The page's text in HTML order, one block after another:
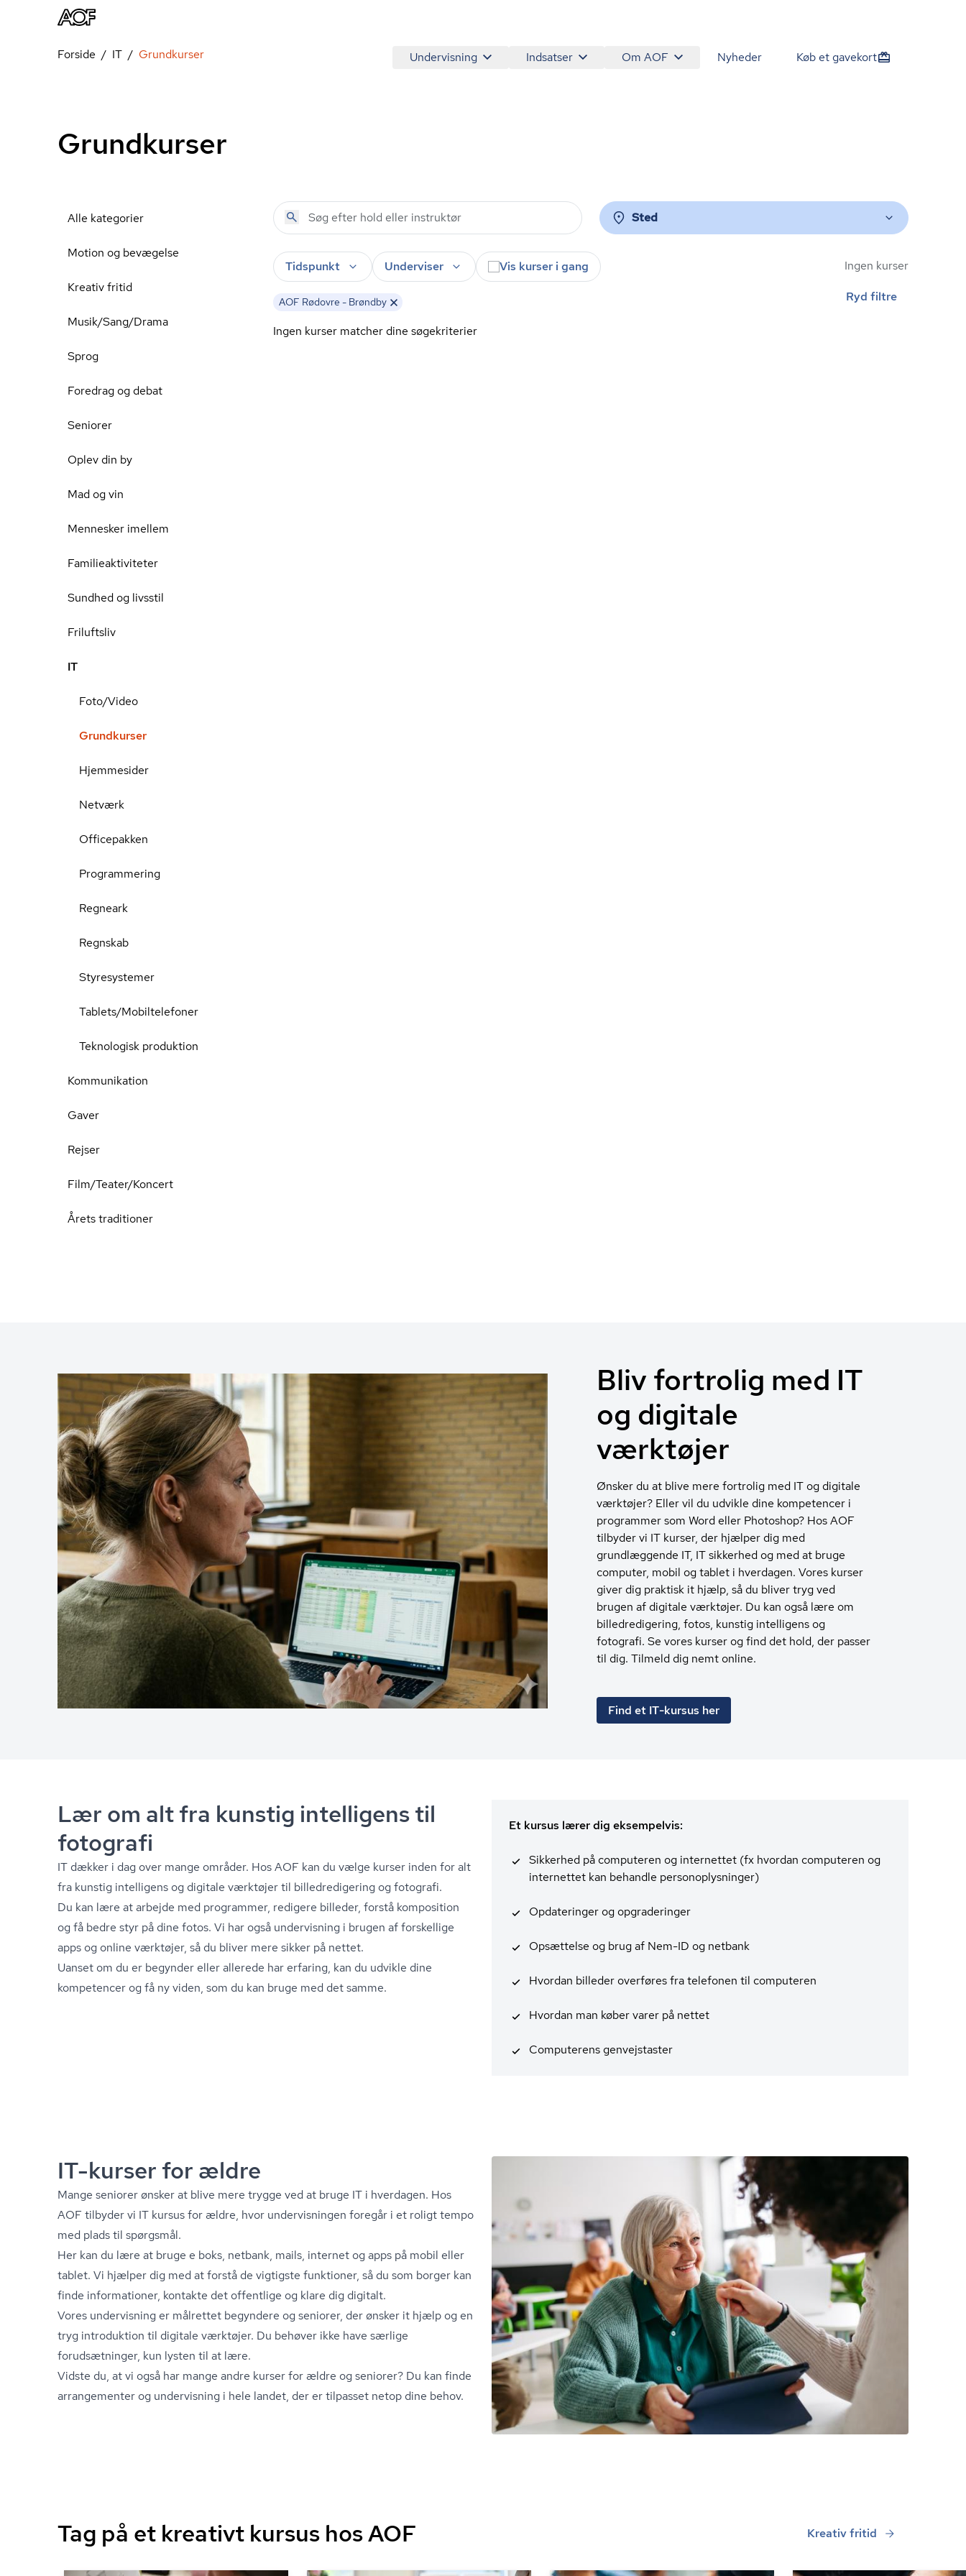
Undervisning Indsatser Om AOF Nyheder Køb et gavekort
Forside IT Grundkurser
Grundkurser
Alle kategorier
Motion og bevægelse
Kreativ fritid
Musik/Sang/Drama
Sprog
Foredrag og debat
Seniorer
Oplev din by
Mad og vin
Mennesker imellem
Familieaktiviteter
Sundhed og livsstil
Friluftsliv
IT
Foto/Video
Grundkurser
Hjemmesider
Netværk
Officepakken
Programmering
Regneark
Regnskab
Styresystemer
Tablets/Mobiltelefoner
Teknologisk produktion
Kommunikation
Gaver
Rejser
Film/Teater/Koncert
Årets traditioner
Sted
Tidspunkt Underviser Vis kurser i gang
AOF Rødovre - Brøndby
Ingen kurser
Ryd filtre
Ingen kurser matcher dine søgekriterier
Bliv fortrolig med IT
og digitale
værktøjer
Ønsker du at blive mere fortrolig med IT og digitale
værktøjer? Eller vil du udvikle dine kompetencer i
programmer som Word eller Photoshop? Hos AOF
tilbyder vi IT kurser, der hjælper dig med
grundlæggende IT, IT sikkerhed og med at bruge
computer, mobil og tablet i hverdagen. Vores kurser
giver dig praktisk it hjælp, så du bliver tryg ved
brugen af digitale værktøjer. Du kan også lære om
billedredigering, fotos, kunstig intelligens og
fotografi. Se vores kurser og find det hold, der passer
til dig. Tilmeld dig nemt online.
Find et IT-kursus her
Lær om alt fra kunstig intelligens til
fotografi
IT dækker i dag over mange områder. Hos AOF kan du vælge kurser inden for alt
fra kunstig intelligens og digitale værktøjer til bil­led­re­di­ge­ring og fotografi.
Du kan lære at arbejde med programmer, redigere billeder, forstå komposition
og få bedre styr på dine fotos. Vi har også undervisning i brugen af forskellige
apps og online værktøjer, så du bliver mere sikker på nettet.
Uanset om du er begynder eller allerede har erfaring, kan du udvikle dine
kompetencer og få ny viden, som du kan bruge med det samme.
Et kursus lærer dig eksempelvis:
Sikkerhed på computeren og internettet (fx hvordan computeren og
internettet kan behandle per­so­nop­lys­nin­ger)
Opdateringer og opgraderinger
Opsættelse og brug af Nem-ID og netbank
Hvordan billeder overføres fra telefonen til computeren
Hvordan man køber varer på nettet
Computerens genvejstaster
IT-kurser for ældre
Mange seniorer ønsker at blive mere trygge ved at bruge IT i hverdagen. Hos
AOF tilbyder vi IT kursus for ældre, hvor undervisningen foregår i et roligt tempo
med plads til spørgsmål.
Her kan du lære at bruge e boks, netbank, mails, internet og apps på mobil eller
tablet. Vi hjælper dig med at forstå de vigtigste funktioner, så du som borger kan
finde informationer, kontakte det offentlige og klare dig digitalt.
Vores undervisning er målrettet begyndere og seniorer, der ønsker it hjælp og en
tryg introduktion til digitale værktøjer. Du behøver ikke have særlige
forudsætninger, kun lysten til at lære.
Vidste du, at vi også har mange andre kurser for ældre og seniorer? Du kan finde
arrangementer og undervisning i hele landet, der er tilpasset netop dine behov.
Tag på et kreativt kursus hos AOF Kreativ fritid